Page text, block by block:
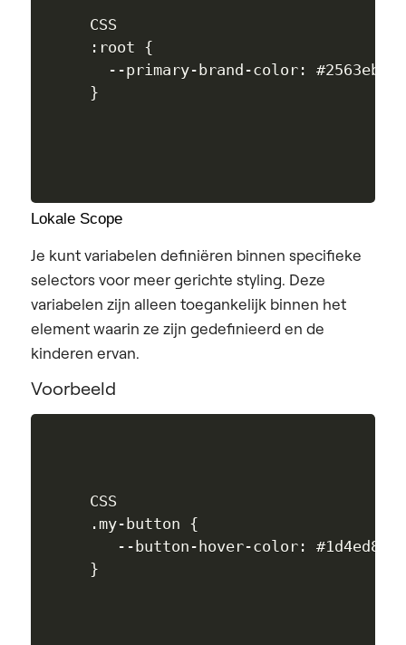
CSS
:root {
  --primary-brand-color: #2563eb;
Lokale Scope
Je kunt variabelen definiëren binnen specifieke
selectors voor meer gerichte styling. Deze
variabelen zijn alleen toegankelijk binnen het
element waarin ze zijn gedefinieerd en de
kinderen ervan.
Voorbeeld
CSS
.my-button {
   --button-hover-color: #1d4ed8;